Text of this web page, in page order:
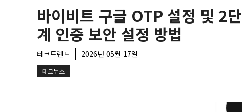
바이비트 구글 OTP 설정 및 2단
계 인증 보안 설정 방법
테크트렌드 2026년 05월 17일
테크뉴스